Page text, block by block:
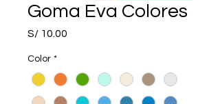
Goma Eva Colores
S/ 10.00
Color *